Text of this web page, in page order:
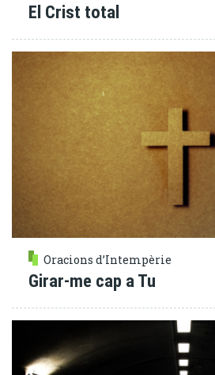
El Crist total
Oracions d’Intempèrie
Girar-me cap a Tu